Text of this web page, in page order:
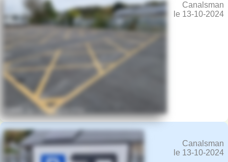
Canalsman
le 13-10-2024
Canalsman
le 13-10-2024